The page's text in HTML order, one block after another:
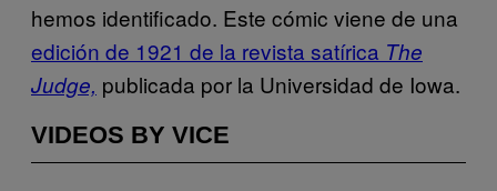
hemos identificado. Este cómic viene de una
edición de 1921 de la revista satírica The
Judge, publicada por la Universidad de Iowa.
VIDEOS BY VICE